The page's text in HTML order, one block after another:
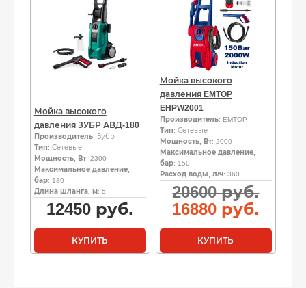
Мойка высокого
давления ЗУБР АВД-180
Производитель: Зубр
Тип: Сетевые
Мощность, Вт: 2300
Максимальное давление,
бар: 180
Длина шланга, м: 5
12450 руб.
КУПИТЬ
Мойка высокого
давления EMTOP
EHPW2001
Производитель: EMTOP
Тип: Сетевые
Мощность, Вт: 2000
Максимальное давление,
бар: 150
Расход воды, л/ч: 360
20600руб.
руб..
16880 руб.
руб..
КУПИТЬ